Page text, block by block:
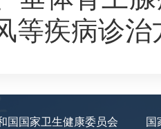
等疾病诊
国国家卫生健康委员会 国